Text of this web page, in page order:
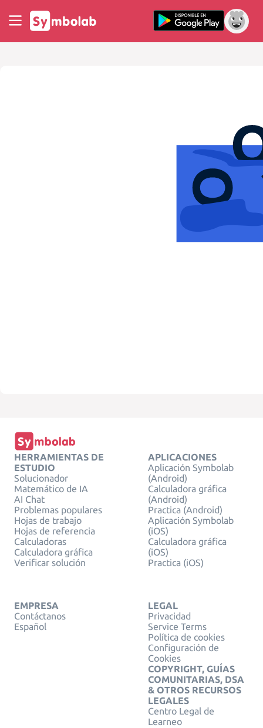
HERRAMIENTAS DE
ESTUDIO
Solucionador
Matemático de IA
AI Chat
Problemas populares
Hojas de trabajo
Hojas de referencia
Calculadoras
Calculadora gráfica
Verificar solución
APLICACIONES
Aplicación Symbolab
(Android)
Calculadora gráfica
(Android)
Practica (Android)
Aplicación Symbolab
(iOS)
Calculadora gráfica
(iOS)
Practica (iOS)
EMPRESA
Contáctanos
Español
LEGAL
Privacidad
Service Terms
Política de cookies
Configuración de
Cookies
COPYRIGHT, GUÍAS
COMUNITARIAS, DSA
& OTROS RECURSOS
LEGALES
Centro Legal de
Learneo